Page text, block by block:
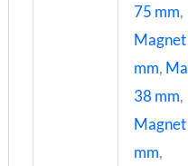
75 mm,
mm,
38 mm,
mm,